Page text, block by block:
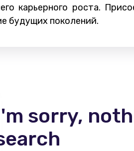
карьерного роста.
будущих поколений.
sorry,